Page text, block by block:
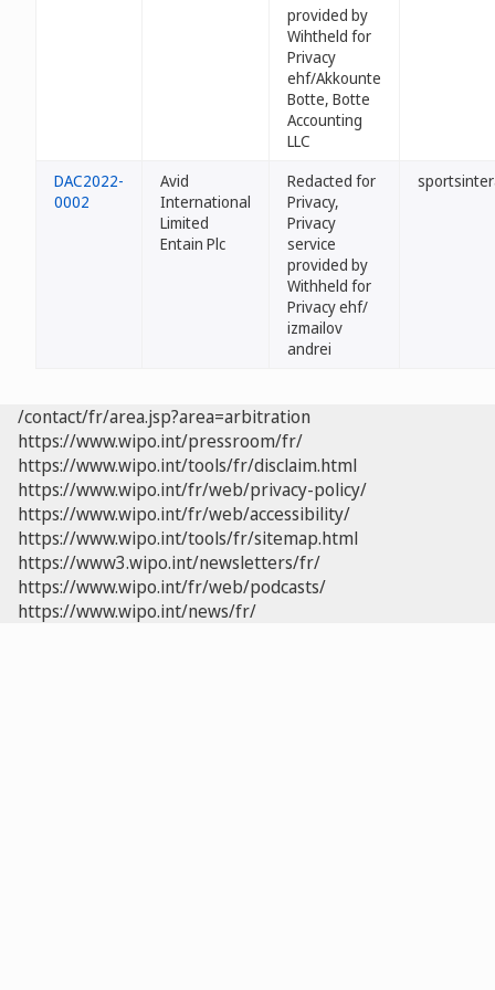
provided by
Wihtheld for
Privacy
ehf/Akkounte
Botte, Botte
Accounting
LLC
DAC2022-
0002
Avid
International
Limited
Entain Plc
Redacted for
Privacy,
Privacy
service
provided by
Withheld for
Privacy ehf/
izmailov
andrei
/contact/fr/area.jsp?area=arbitration
https://www.wipo.int/pressroom/fr/
https://www.wipo.int/tools/fr/disclaim.html
https://www.wipo.int/fr/web/privacy-policy/
https://www.wipo.int/fr/web/accessibility/
https://www.wipo.int/tools/fr/sitemap.html
https://www3.wipo.int/newsletters/fr/
https://www.wipo.int/fr/web/podcasts/
https://www.wipo.int/news/fr/